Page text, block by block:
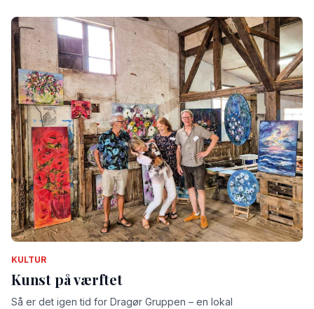
KULTUR
Kunst på værftet
Så er det igen tid for Dragør Gruppen – en lokal